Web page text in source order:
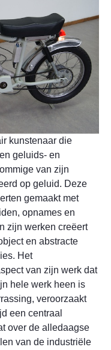
kunstenaar die
geluids- en
van zijn
op geluid. Deze
gemaakt met
opnames en
zijn werken creëert
en abstracte
Het
van zijn werk dat
hele werk heen is
veroorzaakt
een centraal
over de alledaagse
van de industriële